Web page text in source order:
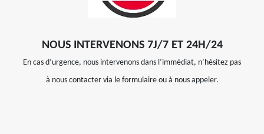
NOUS INTERVENONS 7J/7 ET 24H/24
En cas d’urgence, nous intervenons dans l’immédiat, n’hésitez pas
à nous contacter via le formulaire ou à nous appeler.